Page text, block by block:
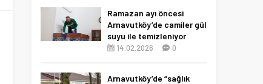
Ramazan ayı öncesi
Arnavutköy’de camiler gül
suyu ile temizleniyor
14.02.2026 0
Arnavutköy’de “sağlık